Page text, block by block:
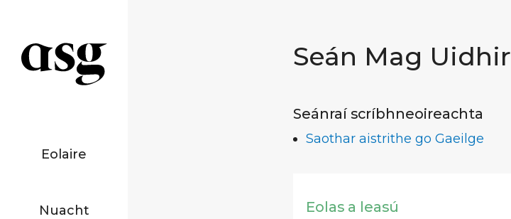
Eolaire
Nuacht
Seán Mag Uidhir
Seánraí scríbhneoireachta
Saothar aistrithe go Gaeilge
Eolas a leasú